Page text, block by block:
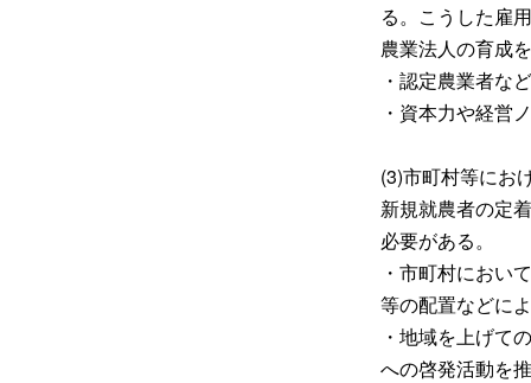
る。こうした雇
農業法人の育成
・認定農業者な
・資本力や経営
(3)市町村等にお
新規就農者の定
必要がある。
・市町村におい
等の配置などに
・地域を上げて
への啓発活動を